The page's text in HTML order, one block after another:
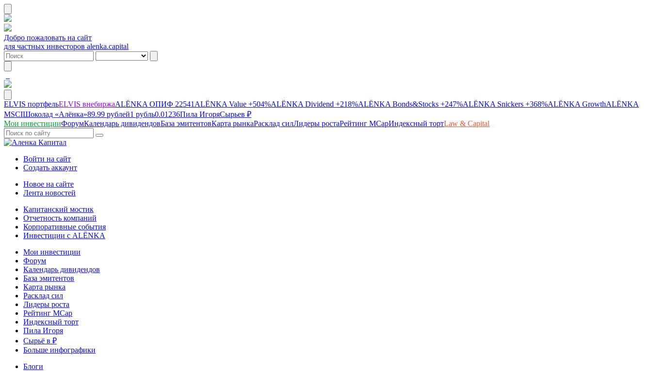
Добро пожаловать на сайт
для частных инвесторов alenka.capital
ELVIS портфельELVIS внебиржаALЁNKA ОПИФ 22541 ALЁNKA Value +504%ALЁNKA Dividend +218%ALЁNKA Bonds&Stocks +247%ALЁNKA Snickers +368%ALЁNKA GrowthALЁNKA
MSCIШоколад «Алёнка»89.99 рублей1 рубль0.01236Пила ИгоряСырьев ₽
Мои инвестицииФорумКалендарь дивидендовБаза эмитентовКарта рынкаРасклад силЛидеры ростаРейтинг MCapИндексный тортLaw & Capital
Войти на сайт
Создать аккаунт
Новое на сайте
Лента новостей
Капитанский мостик
Отчетность компаний
Корпоративные события
Инвестиции с ALЁNKA
Мои инвестиции
Форум
Календарь дивидендов
База эмитентов
Карта рынка
Расклад сил
Лидеры роста
Рейтинг MCap
Индексный торт
Пила Игоря
Сырьё в ₽
Больше инфографики
Блоги